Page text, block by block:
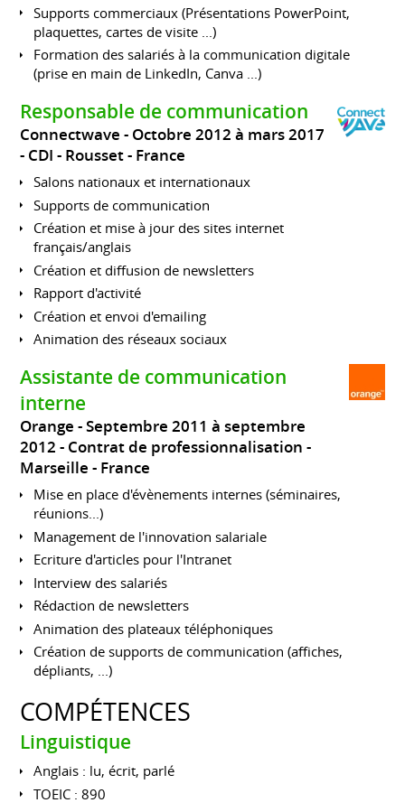
Supports commerciaux (Présentations PowerPoint,
plaquettes, cartes de visite ...)
Formation des salariés à la communication digitale
(prise en main de LinkedIn, Canva ...)
Responsable de communication
Connectwave
Octobre 2012 à mars 2017
CDI
Rousset France
Salons nationaux et internationaux
Supports de communication
Création et mise à jour des sites internet
français/anglais
Création et diffusion de newsletters
Rapport d'activité
Création et envoi d'emailing
Animation des réseaux sociaux
Assistante de communication
interne
Orange
Septembre 2011 à septembre
2012 Contrat de professionnalisation
Marseille
France
Mise en place d'évènements internes (séminaires,
réunions...)
Management de l'innovation salariale
Ecriture d'articles pour l'Intranet
Interview des salariés
Rédaction de newsletters
Animation des plateaux téléphoniques
Création de supports de communication (affiches,
dépliants, ...)
COMPÉTENCES
Linguistique
Anglais : lu, écrit, parlé
TOEIC : 890